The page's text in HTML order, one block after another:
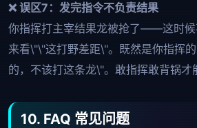
❌ 误区7：发完指令不负责结果
你指挥打主宰结果龙被抢了——这时候
来看\"\"这打野差距\"。既然是你指挥
的，不该打这条龙\"。敢指挥敢背锅才
10. FAQ 常见问题